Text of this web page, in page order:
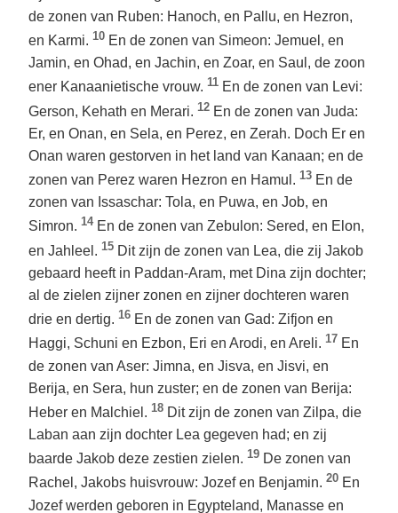
de zonen van Ruben: Hanoch, en Pallu, en Hezron,
en Karmi. 10 En de zonen van Simeon: Jemuel, en
Jamin, en Ohad, en Jachin, en Zoar, en Saul, de zoon
ener Kanaanietische vrouw. 11 En de zonen van Levi:
Gerson, Kehath en Merari. 12 En de zonen van Juda:
Er, en Onan, en Sela, en Perez, en Zerah. Doch Er en
Onan waren gestorven in het land van Kanaan; en de
zonen van Perez waren Hezron en Hamul. 13 En de
zonen van Issaschar: Tola, en Puwa, en Job, en
Simron. 14 En de zonen van Zebulon: Sered, en Elon,
en Jahleel. 15 Dit zijn de zonen van Lea, die zij Jakob
gebaard heeft in Paddan-Aram, met Dina zijn dochter;
al de zielen zijner zonen en zijner dochteren waren
drie en dertig. 16 En de zonen van Gad: Zifjon en
Haggi, Schuni en Ezbon, Eri en Arodi, en Areli. 17 En
de zonen van Aser: Jimna, en Jisva, en Jisvi, en
Berija, en Sera, hun zuster; en de zonen van Berija:
Heber en Malchiel. 18 Dit zijn de zonen van Zilpa, die
Laban aan zijn dochter Lea gegeven had; en zij
baarde Jakob deze zestien zielen. 19 De zonen van
Rachel, Jakobs huisvrouw: Jozef en Benjamin. 20 En
Jozef werden geboren in Egypteland, Manasse en